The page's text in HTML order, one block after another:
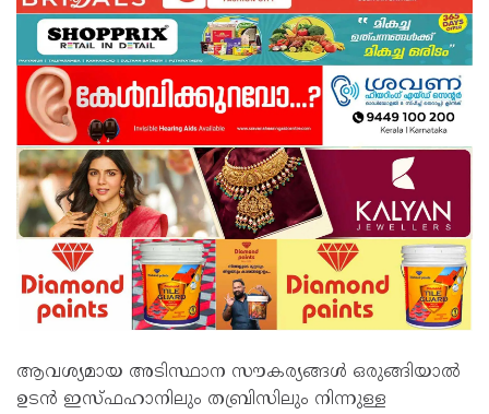
ആവശ്യമായ അടിസ്ഥാന സൗകര്യങ്ങൾ ഒരുങ്ങിയാൽ
ഉടൻ ഇസ്ഫഹാനിലും തബ്രിസിലും നിന്നുള്ള